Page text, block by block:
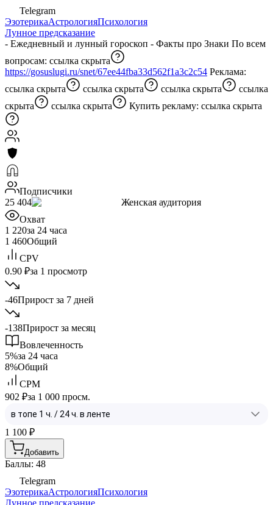
Telegram
ЭзотерикаАстрологияПсихология
Лунное предсказание
- Ежедневный и лунный гороскоп - Факты про Знаки По всем
вопросам: ссылка скрыта
https://gosuslugi.ru/snet/67ee44fba33d562f1a3c2c54 Реклама:
ссылка скрыта
ссылка скрыта ссылка скрыта
ссылка
скрыта
ссылка скрыта Купить рекламу: ссылка скрыта
Подписчики
25 404
Женская аудитория
Охват
1 220за 24 часа
1 460Общий
CPV
0.90 ₽за 1 просмотр
-46Прирост за 7 дней
-138Прирост за месяц
Вовлеченность
5%за 24 часа
8%Общий
CPM
902 ₽за 1 000 просм.
1 100 ₽
Добавить
Баллы: 48
Telegram
ЭзотерикаАстрологияПсихология